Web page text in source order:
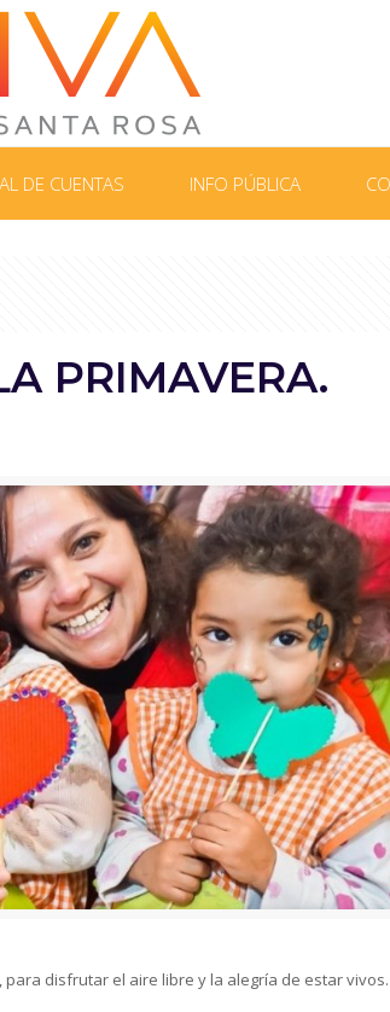
DE CUENTAS INFO PÚBLICA
PRIMAVERA.
disfrutar el aire libre y la alegría de estar